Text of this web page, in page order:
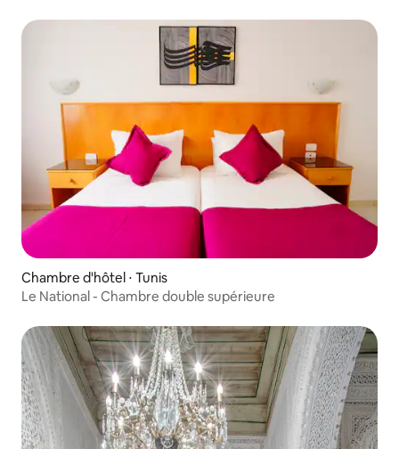
Chambre d'hôtel ⋅ Tunis
Le National - Chambre double supérieure